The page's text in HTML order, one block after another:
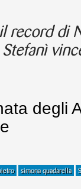
record di
degli
simona quadarella